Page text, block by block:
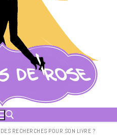
RECHERCHES POUR SON LIVRE ?